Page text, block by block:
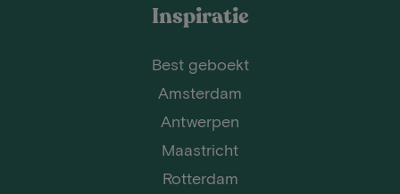
Inspiratie
Best geboekt
Amsterdam
Antwerpen
Maastricht
Rotterdam